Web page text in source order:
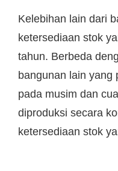
Kelebihan lain dari
ketersediaan stok
tahun. Berbeda
bangunan lain yang
pada musim dan
diproduksi secara
ketersediaan stok